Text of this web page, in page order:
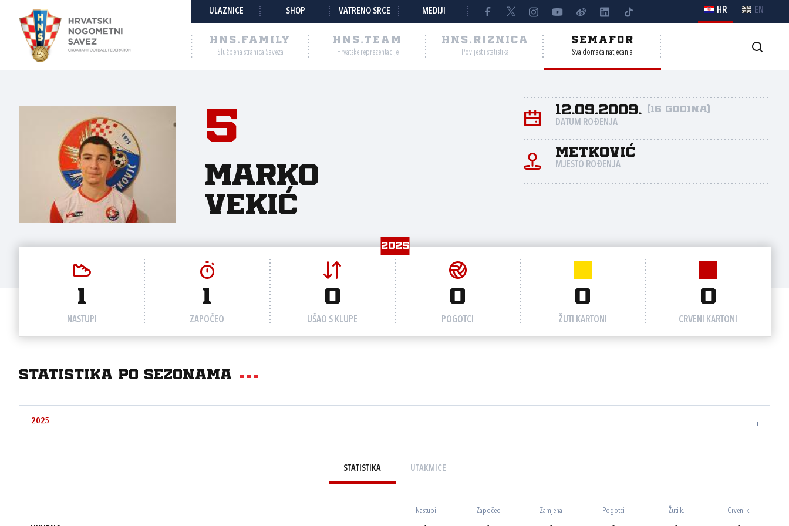
ULAZNICE SHOP VATRENO SRCE MEDIJI HR EN
HNS.FAMILY
Službena stranica Saveza
HNS.TEAM
Hrvatske reprezentacije
HNS.RIZNICA
Povijest i statistika
SEMAFOR
Sva domaća natjecanja
5
Marko
Vekić
12.09.2009. (16 godina)
DATUM ROĐENJA
Metković
MJESTO ROĐENJA
2025
1
NASTUPI
1
ZAPOČEO
0
UŠAO S KLUPE
0
POGOTCI
0
ŽUTI KARTONI
0
CRVENI KARTONI
Statistika po sezonama
2025
STATISTIKA UTAKMICE
Nastupi Započeo Zamjena Pogotci Žuti k. Crveni k.